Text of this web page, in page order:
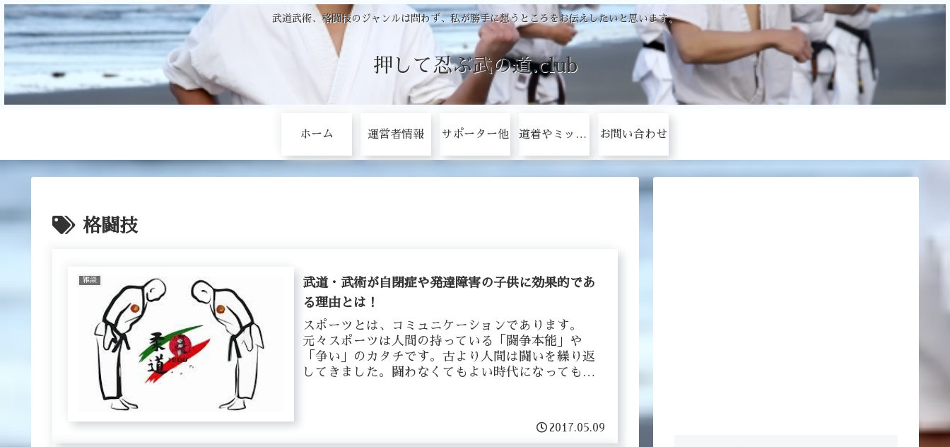
武道武術、格闘技のジャンルは問わず、私が勝手に想うところをお伝えしたいと思います。
押して忍ぶ武の道.club
ホーム 運営者情報 サポーター他 道着やミットをタダにする方法！ お問い合わせ
格闘技
雑談
武道・武術が自閉症や発達障害の子供に効果的であ
る理由とは！
スポーツとは、コミュニケーションであります。
元々スポーツは人間の持っている「闘争本能」や
「争い」のカタチです。古より人間は闘いを繰り返
してきました。闘わなくてもよい時代になっても
2017.05.09